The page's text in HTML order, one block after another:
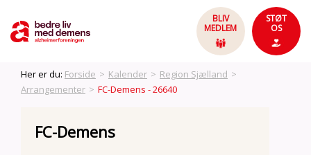
BLIV
MEDLEM
STØT
OS
Her er du: Forside > Kalender > Region Sjælland >
Arrangementer > FC-Demens - 26640
FC-Demens